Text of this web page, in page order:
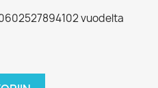
vuodelta